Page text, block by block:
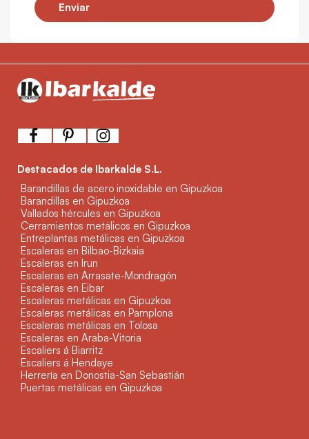
Enviar
Destacados de Ibarkalde S.L.
Barandillas de acero inoxidable en Gipuzkoa
Barandillas en Gipuzkoa
Vallados hércules en Gipuzkoa
Cerramientos metálicos en Gipuzkoa
Entreplantas metálicas en Gipuzkoa
Escaleras en Bilbao-Bizkaia
Escaleras en Irun
Escaleras en Arrasate-Mondragón
Escaleras en Eibar
Escaleras metálicas en Gipuzkoa
Escaleras metálicas en Pamplona
Escaleras metálicas en Tolosa
Escaleras en Araba-Vitoria
Escaliers á Biarritz
Escaliers á Hendaye
Herrería en Donostia-San Sebastián
Puertas metálicas en Gipuzkoa